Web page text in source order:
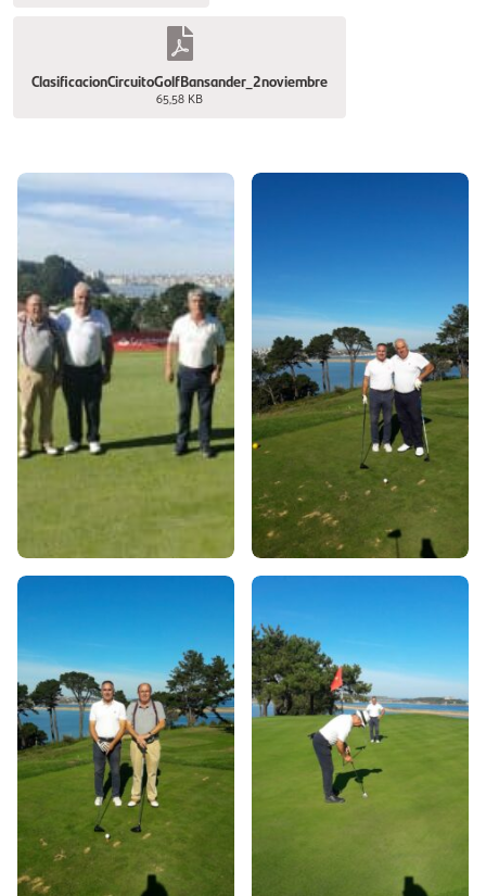
ClasificacionCircuitoGolfBansander_2noviembre
65,58 KB